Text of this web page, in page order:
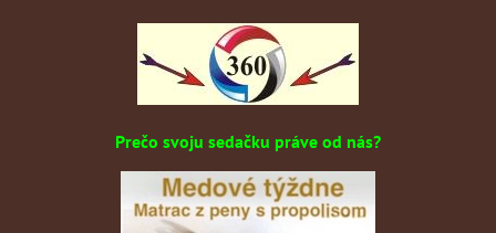
Prečo svoju sedačku práve od nás?